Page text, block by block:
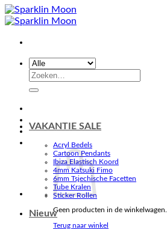
Zoeken
Geen producten in de winkelwagen.
Terug naar winkel
VAKANTIE SALE
Acryl Bedels
Cartoon Pendants
Ibiza Elastisch Koord
4mm Katsuki Fimo
6mm Tsjechische Facetten
Tube Kralen
Sticker Rollen
Nieuw